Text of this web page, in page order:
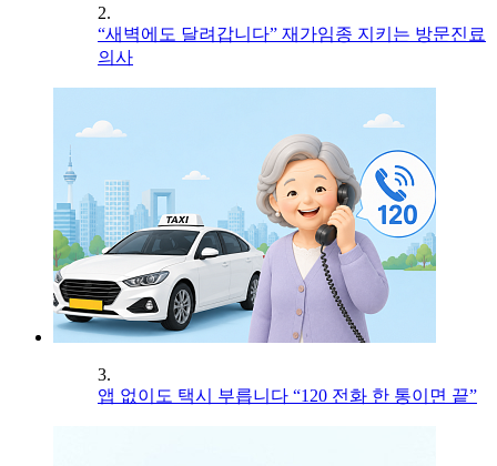
2.
“새벽에도 달려갑니다” 재가임종 지키는 방문진료
의사
3.
앱 없이도 택시 부릅니다 “120 전화 한 통이면 끝”